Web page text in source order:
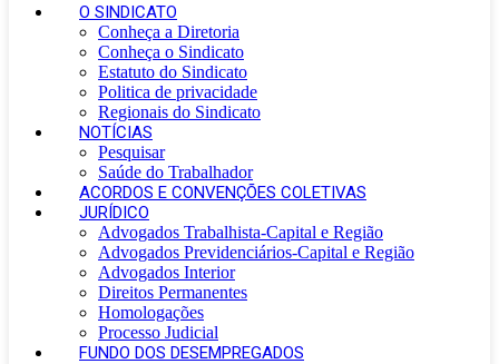
O SINDICATO
Conheça a Diretoria
Conheça o Sindicato
Estatuto do Sindicato
Politica de privacidade
Regionais do Sindicato
NOTÍCIAS
Pesquisar
Saúde do Trabalhador
ACORDOS E CONVENÇÕES COLETIVAS
JURÍDICO
Advogados Trabalhista-Capital e Região
Advogados Previdenciários-Capital e Região
Advogados Interior
Direitos Permanentes
Homologações
Processo Judicial
FUNDO DOS DESEMPREGADOS